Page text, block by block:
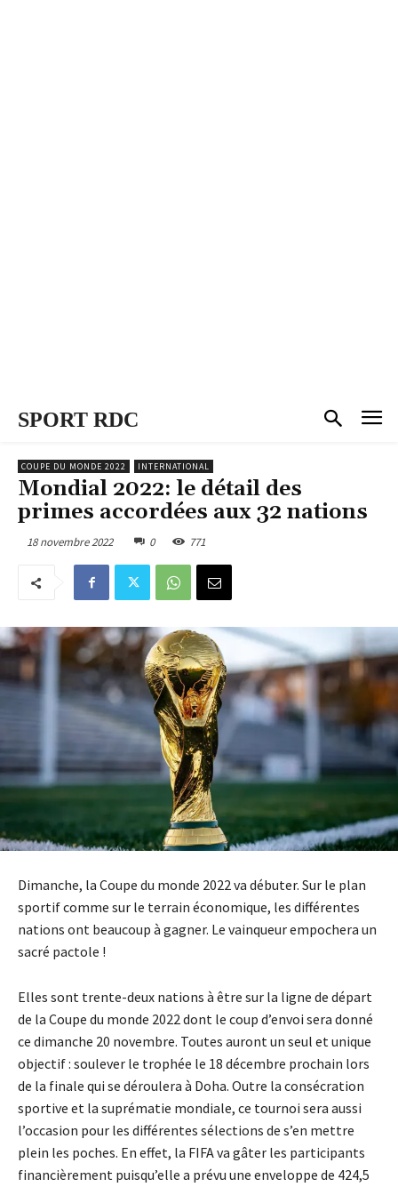
SPORT RDC
COUPE DU MONDE 2022 INTERNATIONAL
Mondial 2022: le détail des
primes accordées aux 32 nations
18 novembre 2022 0 771
Dimanche, la Coupe du monde 2022 va débuter. Sur le plan
sportif comme sur le terrain économique, les différentes
nations ont beaucoup à gagner. Le vainqueur empochera un
sacré pactole !
Elles sont trente-deux nations à être sur la ligne de départ
de la Coupe du monde 2022 dont le coup d’envoi sera donné
ce dimanche 20 novembre. Toutes auront un seul et unique
objectif : soulever le trophée le 18 décembre prochain lors
de la finale qui se déroulera à Doha. Outre la consécration
sportive et la suprématie mondiale, ce tournoi sera aussi
l’occasion pour les différentes sélections de s’en mettre
plein les poches. En effet, la FIFA va gâter les participants
financièrement puisqu’elle a prévu une enveloppe de 424,5